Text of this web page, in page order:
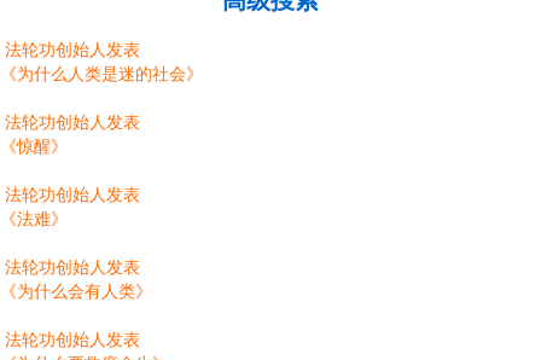
法轮功创始人发表
《为什么人类是迷的社会》
法轮功创始人发表
《惊醒》
法轮功创始人发表
《法难》
法轮功创始人发表
《为什么会有人类》
法轮功创始人发表